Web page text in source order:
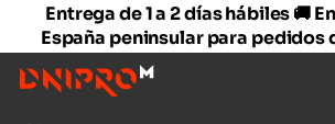
Entrega de 1 a 2 días hábiles 🚚
España peninsular para pedidos